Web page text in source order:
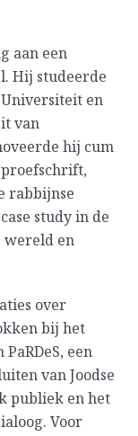
aan een
Hij studeerde
Universiteit en
van
hij cum
rabbijnse
study in de
wereld en
over
bij het
een
van Joodse
publiek en het
Voor